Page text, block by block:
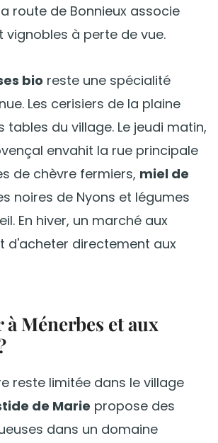
route de Bonnieux associe
à perte de vue.
bio reste une spécialité
Les cerisiers de la plaine
tables du village. Le jeudi matin,
envahit la rue principale
de chèvre fermiers, miel de
noires de Nyons et légumes
En hiver, un marché aux
d'acheter directement aux
Ménerbes et aux
reste limitée dans le village
de Marie propose des
dans un domaine